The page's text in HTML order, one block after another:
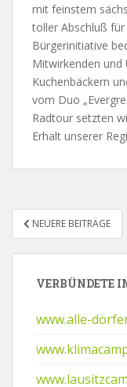
mit feinstem
toller Abschluß für
Bürgerinitiative
Mitwirkenden und
Kuchenbäckern
vom Duo
Radtour setzten
Erhalt unserer
NEUERE BEITRÄGE
VERBÜNDETE
www.alle-